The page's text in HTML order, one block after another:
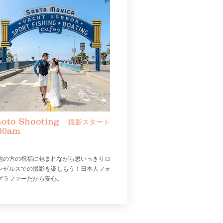
Shooting 撮影スタート
の方の祝福に包まれながら思いっきりロ
ゼルスでの撮影を楽しもう！日本人フォ
ラファーだから安心。